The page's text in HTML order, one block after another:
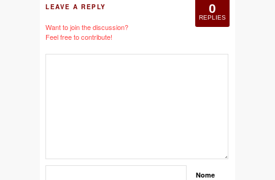
0
REPLIES
LEAVE A REPLY
Want to join the discussion?
Feel free to contribute!
Nome